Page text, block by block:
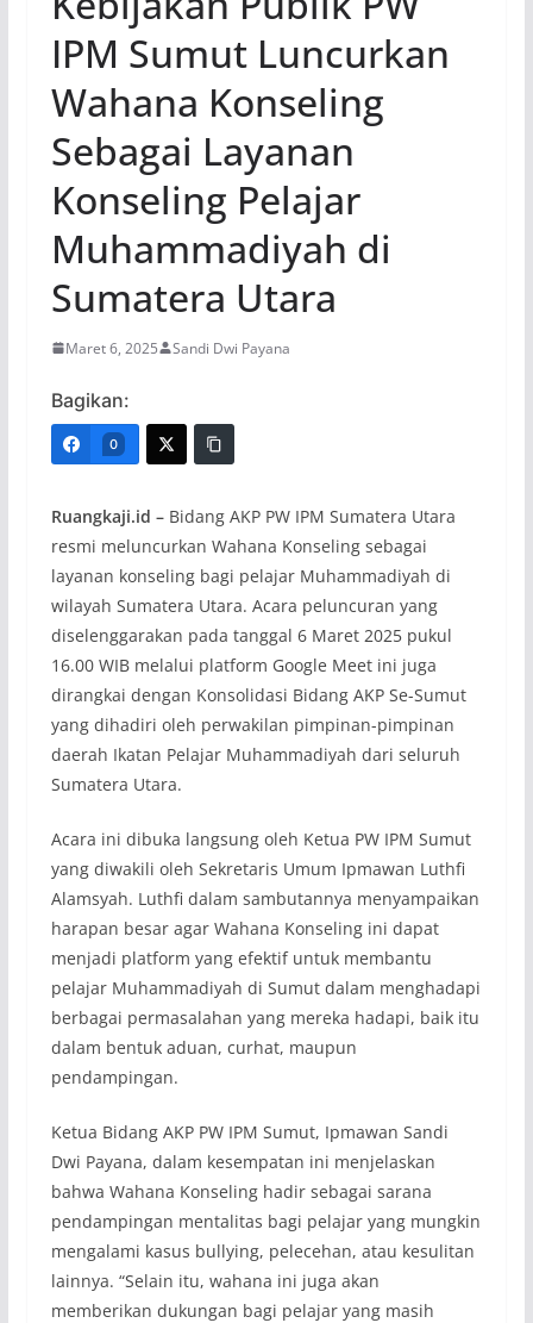
IPM Sumut Luncurkan
Wahana Konseling
Sebagai Layanan
Konseling Pelajar
Muhammadiyah di
Sumatera Utara
Maret 6, 2025 Sandi Dwi Payana
Bagikan:
0
Ruangkaji.id –Bidang AKP PW IPM Sumatera Utara
resmi meluncurkan Wahana Konseling sebagai
layanan konseling bagi pelajar Muhammadiyah di
wilayah Sumatera Utara. Acara peluncuran yang
diselenggarakan pada tanggal 6 Maret 2025 pukul
16.00 WIB melalui platform Google Meet ini juga
dirangkai dengan Konsolidasi Bidang AKP Se-Sumut
yang dihadiri oleh perwakilan pimpinan-pimpinan
daerah Ikatan Pelajar Muhammadiyah dari seluruh
Sumatera Utara.
Acara ini dibuka langsung oleh Ketua PW IPM Sumut
yang diwakili oleh Sekretaris Umum Ipmawan Luthfi
Alamsyah. Luthfi dalam sambutannya menyampaikan
harapan besar agar Wahana Konseling ini dapat
menjadi platform yang efektif untuk membantu
pelajar Muhammadiyah di Sumut dalam menghadapi
berbagai permasalahan yang mereka hadapi, baik itu
dalam bentuk aduan, curhat, maupun
pendampingan.
Ketua Bidang AKP PW IPM Sumut, Ipmawan Sandi
Dwi Payana, dalam kesempatan ini menjelaskan
bahwa Wahana Konseling hadir sebagai sarana
pendampingan mentalitas bagi pelajar yang mungkin
mengalami kasus bullying, pelecehan, atau kesulitan
lainnya. “Selain itu, wahana ini juga akan
memberikan dukungan bagi pelajar yang masih